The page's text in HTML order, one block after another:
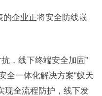
的企业正将安全防线嵌
，线下终端安全加固”
全一体化解决方案“蚁天
现全流程防护，线下发